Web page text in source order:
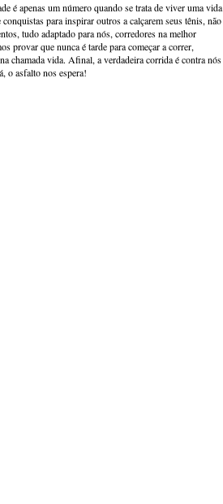
é apenas um número quando se trata de viver uma vida
para inspirar outros a calçarem seus tênis, não
tudo adaptado para nós, corredores na melhor
provar que nunca é tarde para começar a correr,
chamada vida. Afinal, a verdadeira corrida é contra nós
o asfalto nos espera!